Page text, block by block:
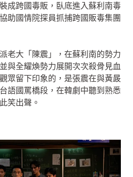
成跨國毒販，臥底進入蘇利南毒
助國情院探員抓捕跨國販毒集團
老大「陳震」，在蘇利南的勢力
與全耀煥勢力展開次次殺骨見血
眾留下印象的，是張震在與黃晸
語國罵橋段，在韓劇中聽到熟悉
笑出聲。